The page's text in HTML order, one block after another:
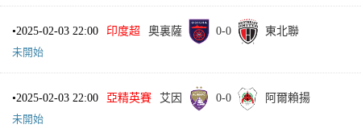
•2025-02-03 22:00 印度超 奧裏薩 0-0
東北聯
未開始
•2025-02-03 22:00 亞精英賽 艾因 0-0
阿爾賴揚
未開始